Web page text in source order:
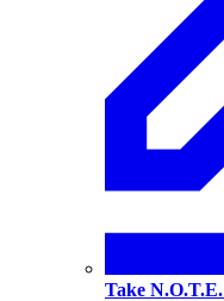
Take N.O.T.E.